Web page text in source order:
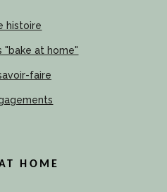
histoire
"bake at home"
faire
HOME